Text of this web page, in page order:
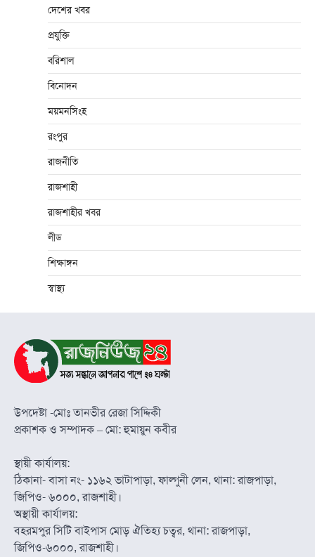
দেশের খবর
প্রযুক্তি
বরিশাল
বিনোদন
ময়মনসিংহ
রংপুর
রাজনীতি
রাজশাহী
রাজশাহীর খবর
লীড
শিক্ষাঙ্গন
স্বাস্থ্য
উপদেষ্টা -মোঃ তানভীর রেজা সিদ্দিকী
প্রকাশক ও সম্পাদক – মো: হুমায়ুন কবীর
স্থায়ী কার্যালয়:
ঠিকানা- বাসা নং- ১১৬২ ভাটাপাড়া, ফাল্গুনী লেন, থানা: রাজপাড়া,
জিপিও- ৬০০০, রাজশাহী।
অস্থায়ী কার্যালয়:
বহরমপুর সিটি বাইপাস মোড় ঐতিহ্য চত্বর, থানা: রাজপাড়া,
জিপিও-৬০০০, রাজশাহী।